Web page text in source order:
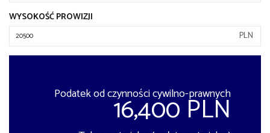
WYSOKOŚĆ PROWIZJI
PLN
Podatek od czynności cywilno-prawnych
16,400 PLN